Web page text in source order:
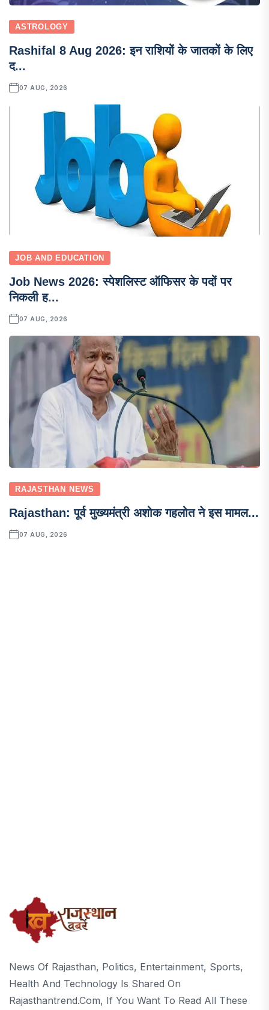
ASTROLOGY
Rashifal 8 Aug 2026: इन राशियों के जातकों के लिए
द...
07 AUG, 2026
JOB AND EDUCATION
Job News 2026: स्पेशलिस्ट ऑफिसर के पदों पर
निकली ह...
07 AUG, 2026
RAJASTHAN NEWS
Rajasthan: पूर्व मुख्यमंत्री अशोक गहलोत ने इस मामल...
07 AUG, 2026
News Of Rajasthan, Politics, Entertainment, Sports,
Health And Technology Is Shared On
Rajasthantrend.com, If You Want To Read All These